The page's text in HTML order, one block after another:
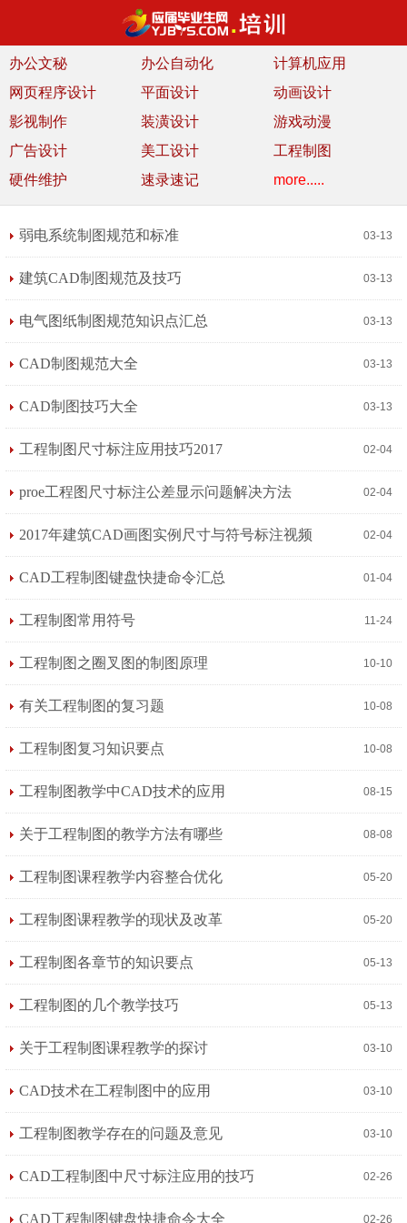
办公文秘 办公自动化
计算机应用
网页程序设计
平面设计
动画设计
影视制作
装潢设计
游戏动漫
广告设计
美工设计
工程制图
硬件维护
速录速记 more.....
弱电系统制图规范和标准 03-13
建筑CAD制图规范及技巧 03-13
电气图纸制图规范知识点汇总 03-13
CAD制图规范大全 03-13
CAD制图技巧大全 03-13
工程制图尺寸标注应用技巧2017 02-04
proe工程图尺寸标注公差显示问题解决方法 02-04
2017年建筑CAD画图实例尺寸与符号标注视频
教程
02-04
CAD工程制图键盘快捷命令汇总 01-04
工程制图常用符号 11-24
工程制图之圈叉图的制图原理 10-10
有关工程制图的复习题 10-08
工程制图复习知识要点 10-08
工程制图教学中CAD技术的应用 08-15
关于工程制图的教学方法有哪些 08-08
工程制图课程教学内容整合优化 05-20
工程制图课程教学的现状及改革 05-20
工程制图各章节的知识要点 05-13
工程制图的几个教学技巧 05-13
关于工程制图课程教学的探讨 03-10
CAD技术在工程制图中的应用 03-10
工程制图教学存在的问题及意见 03-10
CAD工程制图中尺寸标注应用的技巧 02-26
CAD工程制图键盘快捷命令大全 02-26